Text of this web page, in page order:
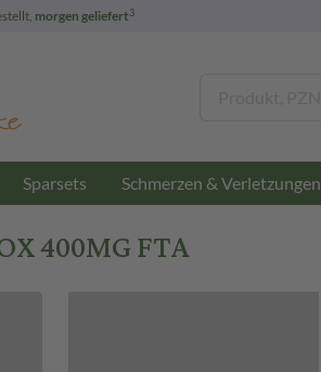
morgen geliefert3
Sparsets Schmerzen & Verletzungen
400MG FTA